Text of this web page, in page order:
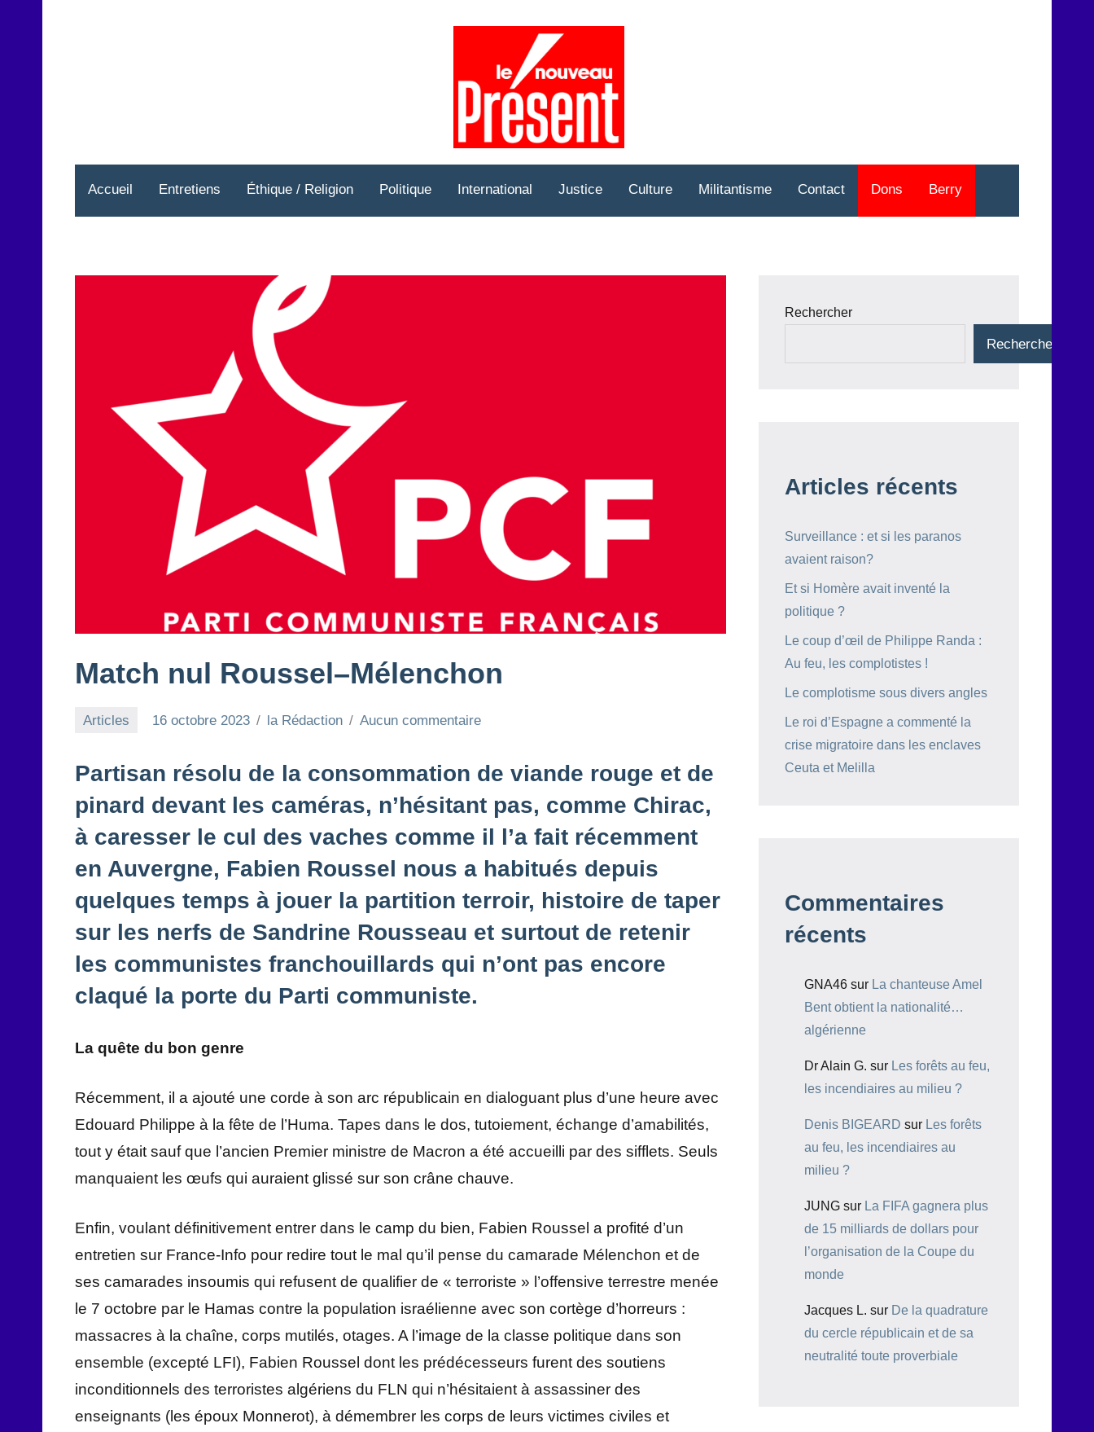
Accueil Entretiens Éthique / Religion Politique International Justice Culture Militantisme Contact Dons Berry
Match nul Roussel–Mélenchon
Articles 16 octobre 2023 la Rédaction Aucun commentaire
Partisan résolu de la consommation de viande rouge et de
pinard devant les caméras, n’hésitant pas, comme Chirac,
à caresser le cul des vaches comme il l’a fait récemment
en Auvergne, Fabien Roussel nous a habitués depuis
quelques temps à jouer la partition terroir, histoire de taper
sur les nerfs de Sandrine Rousseau et surtout de retenir
les communistes franchouillards qui n’ont pas encore
claqué la porte du Parti communiste.
La quête du bon genre
Récemment, il a ajouté une corde à son arc républicain en dialoguant plus d’une heure avec
Edouard Philippe à la fête de l’Huma. Tapes dans le dos, tutoiement, échange d’amabilités,
tout y était sauf que l’ancien Premier ministre de Macron a été accueilli par des sifflets. Seuls
manquaient les œufs qui auraient glissé sur son crâne chauve.
Enfin, voulant définitivement entrer dans le camp du bien, Fabien Roussel a profité d’un
entretien sur France-Info pour redire tout le mal qu’il pense du camarade Mélenchon et de
ses camarades insoumis qui refusent de qualifier de « terroriste » l’offensive terrestre menée
le 7 octobre par le Hamas contre la population israélienne avec son cortège d’horreurs :
massacres à la chaîne, corps mutilés, otages. A l’image de la classe politique dans son
ensemble (excepté LFI), Fabien Roussel dont les prédécesseurs furent des soutiens
inconditionnels des terroristes algériens du FLN qui n’hésitaient à assassiner des
enseignants (les époux Monnerot), à démembrer les corps de leurs victimes civiles et
Rechercher
Rechercher
Articles récents
Surveillance : et si les paranos
avaient raison?
Et si Homère avait inventé la
politique ?
Le coup d’œil de Philippe Randa :
Au feu, les complotistes !
Le complotisme sous divers angles
Le roi d’Espagne a commenté la
crise migratoire dans les enclaves
Ceuta et Melilla
Commentaires
récents
GNA46 sur La chanteuse Amel
Bent obtient la nationalité…
algérienne
Dr Alain G. sur Les forêts au feu,
les incendiaires au milieu ?
Denis BIGEARD sur Les forêts
au feu, les incendiaires au
milieu ?
JUNG sur La FIFA gagnera plus
de 15 milliards de dollars pour
l’organisation de la Coupe du
monde
Jacques L. sur De la quadrature
du cercle républicain et de sa
neutralité toute proverbiale